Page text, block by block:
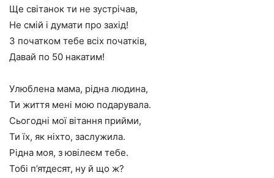
Ще світанок ти не зустрічав,
Не смій і думати про захід!
З початком тебе всіх початків,
Давай по 50 накатим!
Улюблена мама, рідна людина,
Ти життя мені мою подарувала.
Сьогодні мої вітання прийми,
Ти їх, як ніхто, заслужила.
Рідна моя, з ювілеєм тебе.
Тобі п’ятдесят, ну й що ж?